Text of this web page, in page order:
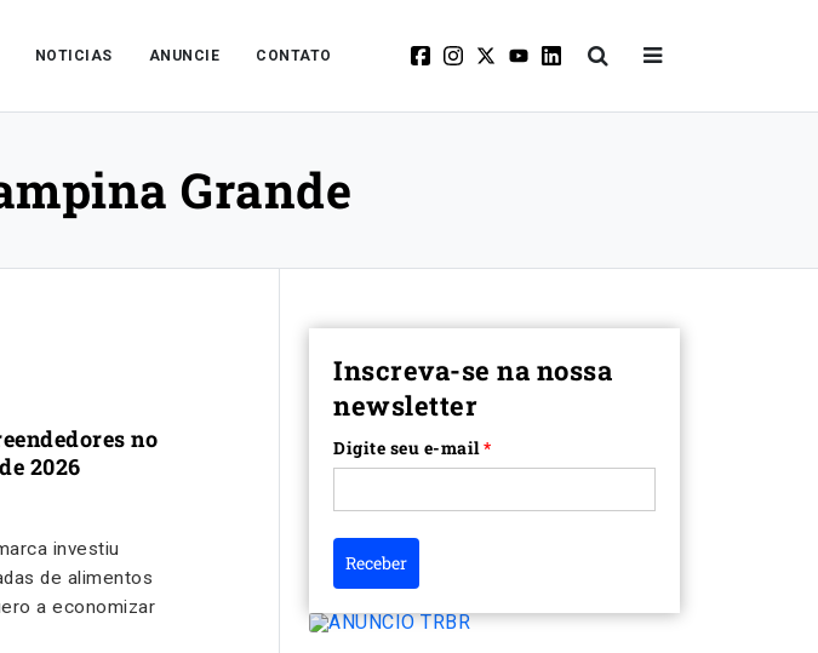
NOTICIAS ANUNCIE CONTATO
Grande
no
2026
investiu
de alimentos
a economizar
Inscreva-se na nossa
newsletter
Digite seu e-mail*
Receber